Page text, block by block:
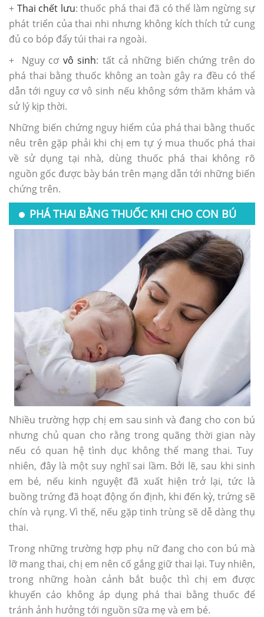
+ Thai chết lưu: thuốc phá thai đã có thể làm ngừng sự
phát triển của thai nhi nhưng không kích thích tử cung
đủ co bóp đẩy túi thai ra ngoài.
+ Nguy cơ vô sinh: tất cả những biến chứng trên do
phá thai bằng thuốc không an toàn gây ra đều có thể
dẫn tới nguy cơ vô sinh nếu không sớm thăm khám và
sử lý kịp thời.
Những biến chứng nguy hiểm của phá thai bằng thuốc
nêu trên gặp phải khi chị em tự ý mua thuốc phá thai
về sử dụng tại nhà, dùng thuốc phá thai không rõ
nguồn gốc được bày bán trên mạng dẫn tới những biến
chứng trên.
PHÁ THAI BẰNG THUỐC KHI CHO CON BÚ
Nhiều trường hợp chị em sau sinh và đang cho con bú
nhưng chủ quan cho rằng trong quãng thời gian này
nếu có quan hệ tình dục không thể mang thai. Tuy
nhiên, đây là một suy nghĩ sai lầm. Bởi lẽ, sau khi sinh
em bé, nếu kinh nguyệt đã xuất hiện trở lại, tức là
buồng trứng đã hoạt động ổn định, khi đến kỳ, trứng sẽ
chín và rụng. Vì thế, nếu gặp tinh trùng sẽ dễ dàng thụ
thai.
Trong những trường hợp phụ nữ đang cho con bú mà
lỡ mang thai, chị em nên cố gắng giữ thai lại. Tuy nhiên,
trong những hoàn cảnh bắt buộc thì chị em được
khuyến cáo không áp dụng phá thai bằng thuốc để
tránh ảnh hưởng tới nguồn sữa mẹ và em bé.